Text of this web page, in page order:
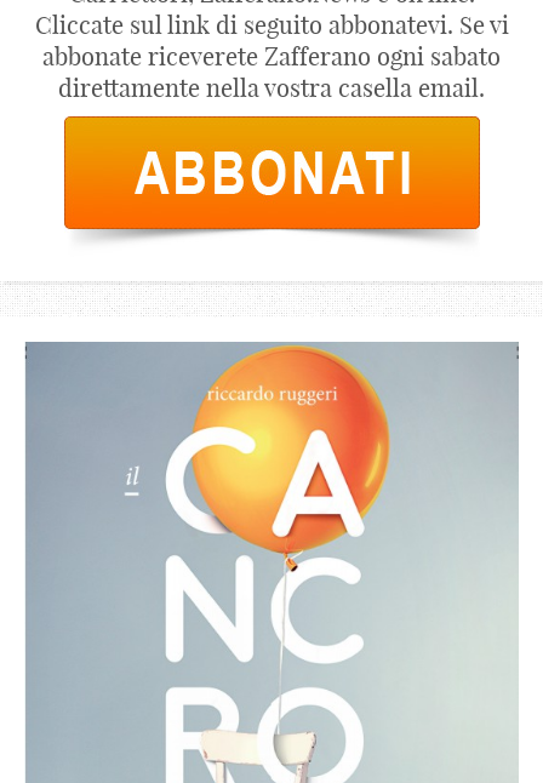
Cliccate sul link di seguito abbonatevi. Se vi
abbonate riceverete Zafferano ogni sabato
direttamente nella vostra casella email.